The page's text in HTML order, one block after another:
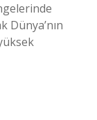
Dünya’nın